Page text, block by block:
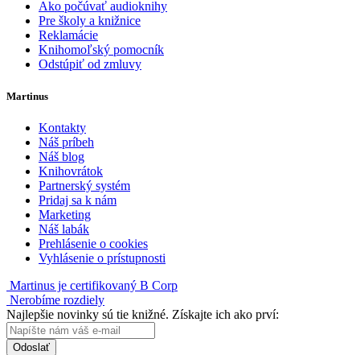
Ako počúvať audioknihy
Pre školy a knižnice
Reklamácie
Knihomoľský pomocník
Odstúpiť od zmluvy
Martinus
Kontakty
Náš príbeh
Náš blog
Knihovrátok
Partnerský systém
Pridaj sa k nám
Marketing
Náš labák
Prehlásenie o cookies
Vyhlásenie o prístupnosti
Martinus je certifikovaný B Corp
Nerobíme rozdiely
Najlepšie novinky sú tie knižné. Získajte ich ako prví:
Odoslať